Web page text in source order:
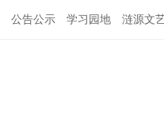
公告公示 学习园地 涟源文